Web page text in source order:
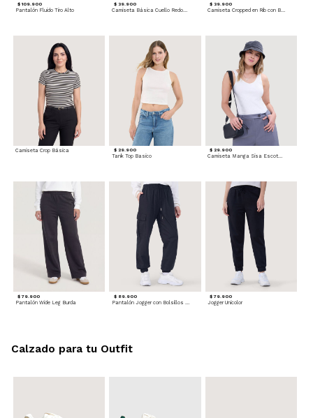
$ 109.900
Pantalón Fluido Tiro Alto
$ 39.900
Camiseta Básica Cuello Redondo
$ 39.900
Camiseta Crop Básica $ 29.900
Tank Top Basico
$ 29.900
Camiseta Manga Sisa Escotada
$ 79.900
Pantalón Wide Leg Burda
$ 89.900
Pantalón Jogger con Bolsillos Cargo
$ 79.900
Jogger Unicolor
Calzado para tu Outfit